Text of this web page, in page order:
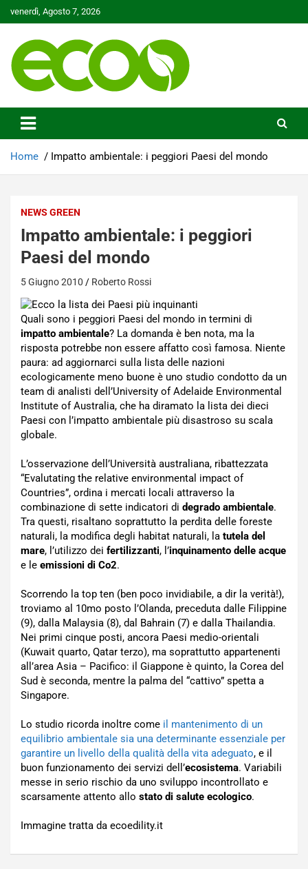
to
venerdì, Agosto 7, 2026
Ecoo.it
Home Impatto ambientale: i peggiori Paesi del mondo
NEWS GREEN
Impatto ambientale: i peggiori
Paesi del mondo
5 Giugno 2010 Roberto Rossi
Quali sono i peggiori Paesi del mondo in termini di
impatto ambientale? La domanda è ben nota, ma la
risposta potrebbe non essere affatto così famosa. Niente
paura: ad aggiornarci sulla lista delle nazioni
ecologicamente meno buone è uno studio condotto da un
team di analisti dell’University of Adelaide Environmental
Institute of Australia, che ha diramato la lista dei dieci
Paesi con l’impatto ambientale più disastroso su scala
globale.
L’osservazione dell’Università australiana, ribattezzata
“Evalutating the relative environmental impact of
Countries”, ordina i mercati locali attraverso la
combinazione di sette indicatori di degrado ambientale.
Tra questi, risaltano soprattutto la perdita delle foreste
naturali, la modifica degli habitat naturali, la tutela del
mare, l’utilizzo dei fertilizzanti, l’inquinamento delle acque
e le emissioni di Co2.
Scorrendo la top ten (ben poco invidiabile, a dir la verità!),
troviamo al 10mo posto l’Olanda, preceduta dalle Filippine
(9), dalla Malaysia (8), dal Bahrain (7) e dalla Thailandia.
Nei primi cinque posti, ancora Paesi medio-orientali
(Kuwait quarto, Qatar terzo), ma soprattutto appartenenti
all’area Asia – Pacifico: il Giappone è quinto, la Corea del
Sud è seconda, mentre la palma del “cattivo” spetta a
Singapore.
Lo studio ricorda inoltre come il mantenimento di un
equilibrio ambientale sia una determinante essenziale per
garantire un livello della qualità della vita adeguato, e il
buon funzionamento dei servizi dell’ecosistema. Variabili
messe in serio rischio da uno sviluppo incontrollato e
scarsamente attento allo stato di salute ecologico.
Immagine tratta da ecoedility.it